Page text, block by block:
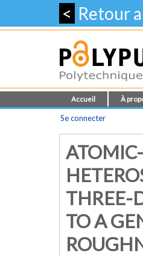
< Retour
Accueil À
Se connecter
THREE-
TO A